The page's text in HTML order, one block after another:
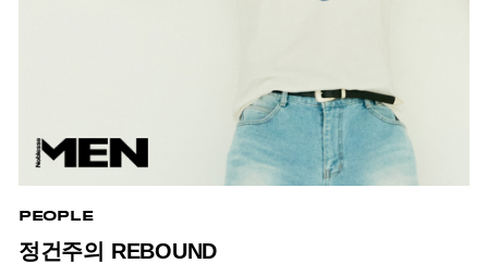
PEOPLE
정건주의 REBOUND